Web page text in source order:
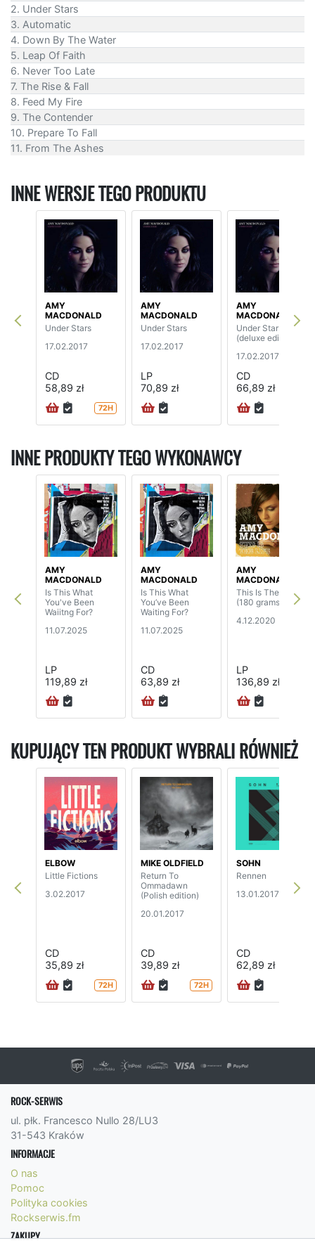
2. Under Stars
3. Automatic
4. Down By The Water
5. Leap Of Faith
6. Never Too Late
7. The Rise & Fall
8. Feed My Fire
9. The Contender
10. Prepare To Fall
11. From The Ashes
INNE WERSJE TEGO PRODUKTU
AMY
MACDONALD
Under Stars
17.02.2017
CD
58,89 zł
72H
AMY
MACDONALD
Under Stars
17.02.2017
LP
70,89 zł
AMY
MACDONALD
Under Stars
(deluxe edition)
17.02.2017
CD
66,89 zł
INNE PRODUKTY TEGO WYKONAWCY
AMY
MACDONALD
Is This What
You've Been
Waiitng For?
11.07.2025
LP
119,89 zł
AMY
MACDONALD
Is This What
You’ve Been
Waiting For?
11.07.2025
CD
63,89 zł
AMY
MACDONALD
This Is The Life
(180 grams)
4.12.2020
LP
136,89 zł
KUPUJĄCY TEN PRODUKT WYBRALI RÓWNIEŻ
ELBOW
Little Fictions
3.02.2017
CD
35,89 zł
72H
MIKE OLDFIELD
Return To
Ommadawn
(Polish edition)
20.01.2017
CD
39,89 zł
72H
SOHN
Rennen
13.01.2017
CD
62,89 zł
ROCK-SERWIS
ul. płk. Francesco Nullo 28/LU3
31-543 Kraków
INFORMACJE
O nas
Pomoc
Polityka cookies
Rockserwis.fm
ZAKUPY